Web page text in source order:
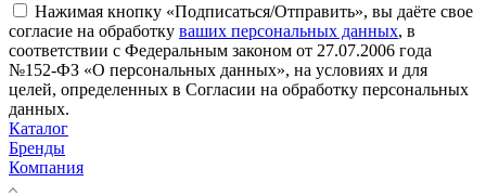
Нажимая кнопку «Подписаться/Отправить», вы даёте свое
согласие на обработку ваших персональных данных, в
соответствии с Федеральным законом от 27.07.2006 года
№152-ФЗ «О персональных данных», на условиях и для
целей, определенных в Согласии на обработку персональных
данных.
Каталог
Бренды
Компания